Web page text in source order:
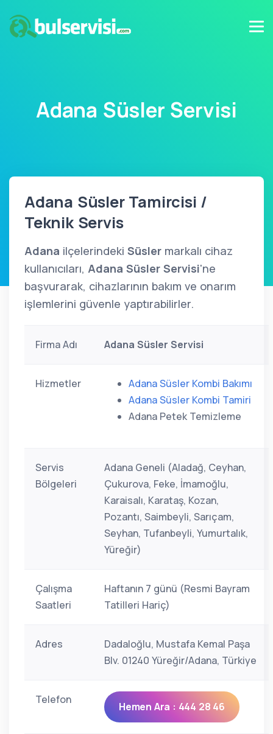
Adana Süsler Servisi
Adana Süsler Tamircisi /
Teknik Servis
Adana ilçelerindeki Süsler markalı cihaz
kullanıcıları, Adana Süsler Servisi'ne
başvurarak, cihazlarının bakım ve onarım
işlemlerini güvenle yaptırabilirler.
Firma Adı Adana Süsler Servisi
Hizmetler
Adana Süsler Kombi Bakımı
Adana Süsler Kombi Tamiri
Adana Petek Temizleme
Servis
Bölgeleri
Adana Geneli (Aladağ, Ceyhan,
Çukurova, Feke, İmamoğlu,
Karaisalı, Karataş, Kozan,
Pozantı, Saimbeyli, Sarıçam,
Seyhan, Tufanbeyli, Yumurtalık,
Yüreğir)
Çalışma
Saatleri
Haftanın 7 günü (Resmi Bayram
Tatilleri Hariç)
Adres
Dadaloğlu, Mustafa Kemal Paşa
Blv. 01240 Yüreğir/Adana, Türkiye
Telefon
Hemen Ara : 444 28 46